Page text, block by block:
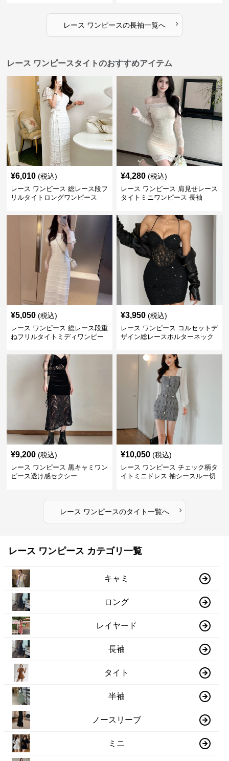
レース ワンピースの長袖一覧へ ›
レース ワンピースタイトのおすすめアイテム
¥6,010 (税込)
レース ワンピース 総レース段フ
リルタイトロングワンピース
¥4,280 (税込)
レース ワンピース 肩見せレース
タイトミニワンピース 長袖
¥5,050 (税込)
レース ワンピース 総レース段重
ねフリルタイトミディワンピー
¥3,950 (税込)
レース ワンピース コルセットデ
ザイン総レースホルターネック
¥9,200 (税込)
レース ワンピース 黒キャミワン
ピース透け感セクシー
¥10,050 (税込)
レース ワンピース チェック柄タ
イトミニドレス 袖シースルー切
レース ワンピースのタイト一覧へ ›
レース ワンピース カテゴリ一覧
キャミ
ロング
レイヤード
長袖
タイト
半袖
ノースリーブ
ミニ